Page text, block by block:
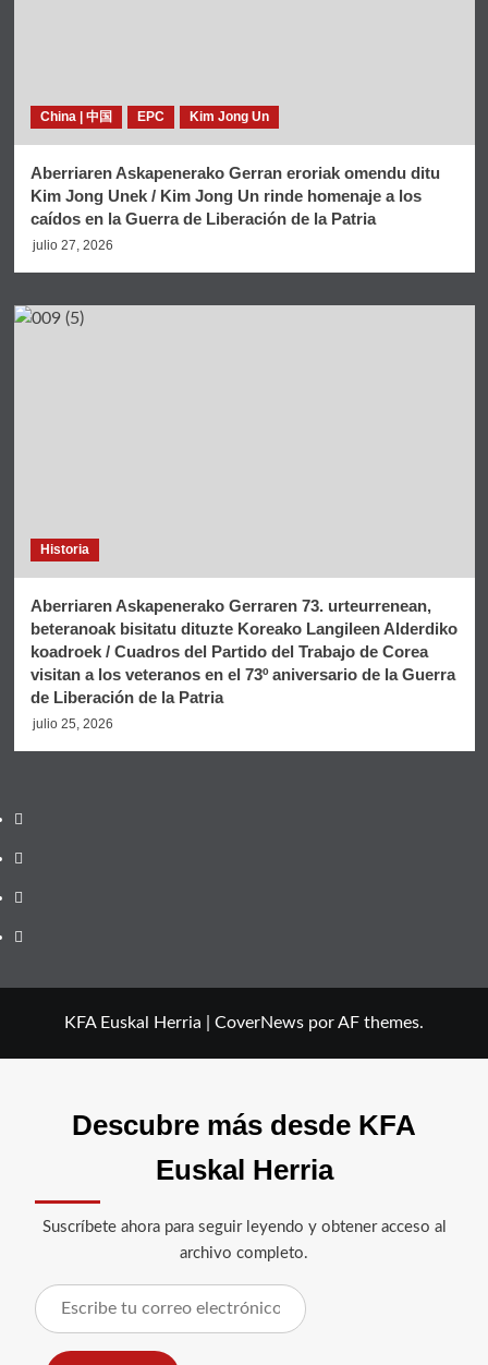
China | 中国 EPC Kim Jong Un
Aberriaren Askapenerako Gerran eroriak omendu ditu
Kim Jong Unek / Kim Jong Un rinde homenaje a los
caídos en la Guerra de Liberación de la Patria
julio 27, 2026
Historia
Aberriaren Askapenerako Gerraren 73. urteurrenean,
beteranoak bisitatu dituzte Koreako Langileen Alderdiko
koadroek / Cuadros del Partido del Trabajo de Corea
visitan a los veteranos en el 73º aniversario de la Guerra
de Liberación de la Patria
julio 25, 2026
Twitter
YouTube
Telegram
Facebook
KFA Euskal Herria CoverNews por AF themes.
Descubre más desde KFA
Euskal Herria
Suscríbete ahora para seguir leyendo y obtener acceso al
archivo completo.
Escribe
tu
correo